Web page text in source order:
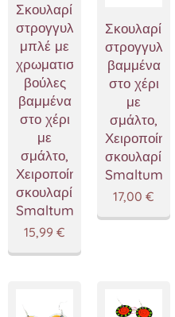
Σκουλαρίκια
στρογγυλά
μπλέ με
χρωματιστές
βούλες
βαμμένα
στο χέρι
με
σμάλτο,
Χειροποίητα
σκουλαρίκια
Smaltum
15,99 €
Σκουλαρίκια
στρογγυλά
βαμμένα
στο χέρι
με
σμάλτο,
Χειροποίητα
σκουλαρίκια
Smaltum
17,00 €